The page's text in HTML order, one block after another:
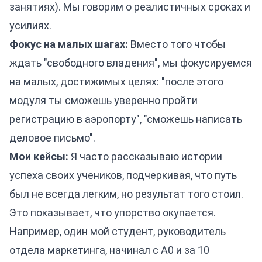
занятиях). Мы говорим о реалистичных сроках и
усилиях.
Фокус на малых шагах: Вместо того чтобы
ждать "свободного владения", мы фокусируемся
на малых, достижимых целях: "после этого
модуля ты сможешь уверенно пройти
регистрацию в аэропорту", "сможешь написать
деловое письмо".
Мои кейсы: Я часто рассказываю истории
успеха своих учеников, подчеркивая, что путь
был не всегда легким, но результат того стоил.
Это показывает, что упорство окупается.
Например, один мой студент, руководитель
отдела маркетинга, начинал с A0 и за 10